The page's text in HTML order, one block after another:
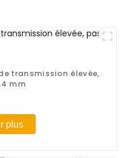
transmission élevée,
mm
plus